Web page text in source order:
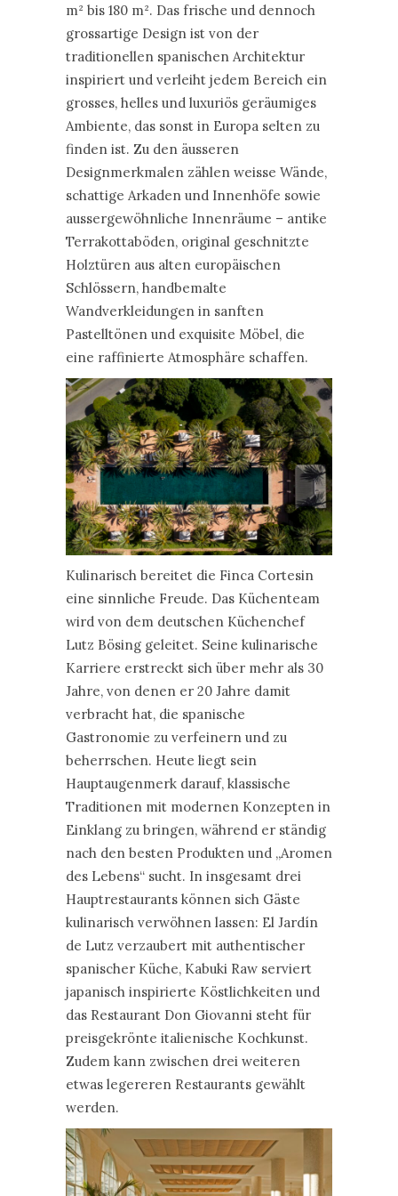
m² bis 180 m². Das frische und dennoch
grossartige Design ist von der
traditionellen spanischen Architektur
inspiriert und verleiht jedem Bereich ein
grosses, helles und luxuriös geräumiges
Ambiente, das sonst in Europa selten zu
finden ist. Zu den äusseren
Designmerkmalen zählen weisse Wände,
schattige Arkaden und Innenhöfe sowie
aussergewöhnliche Innenräume – antike
Terrakottaböden, original geschnitzte
Holztüren aus alten europäischen
Schlössern, handbemalte
Wandverkleidungen in sanften
Pastelltönen und exquisite Möbel, die
eine raffinierte Atmosphäre schaffen.
Kulinarisch bereitet die Finca Cortesin
eine sinnliche Freude. Das Küchenteam
wird von dem deutschen Küchenchef
Lutz Bösing geleitet. Seine kulinarische
Karriere erstreckt sich über mehr als 30
Jahre, von denen er 20 Jahre damit
verbracht hat, die spanische
Gastronomie zu verfeinern und zu
beherrschen. Heute liegt sein
Hauptaugenmerk darauf, klassische
Traditionen mit modernen Konzepten in
Einklang zu bringen, während er ständig
nach den besten Produkten und „Aromen
des Lebens“ sucht. In insgesamt drei
Hauptrestaurants können sich Gäste
kulinarisch verwöhnen lassen: El Jardín
de Lutz verzaubert mit authentischer
spanischer Küche, Kabuki Raw serviert
japanisch inspirierte Köstlichkeiten und
das Restaurant Don Giovanni steht für
preisgekrönte italienische Kochkunst.
Zudem kann zwischen drei weiteren
etwas legereren Restaurants gewählt
werden.